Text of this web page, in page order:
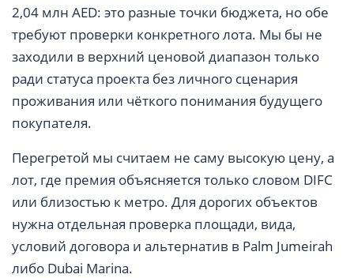
2,04 млн AED: это разные точки бюджета, но обе
требуют проверки конкретного лота. Мы бы не
заходили в верхний ценовой диапазон только
ради статуса проекта без личного сценария
проживания или чёткого понимания будущего
покупателя.
Перегретой мы считаем не саму высокую цену, а
лот, где премия объясняется только словом DIFC
или близостью к метро. Для дорогих объектов
нужна отдельная проверка площади, вида,
условий договора и альтернатив в Palm Jumeirah
либо Dubai Marina.